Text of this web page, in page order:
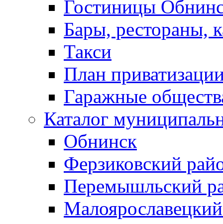
Гостиницы
Бары, рестораны,
Такси
План
Гаражные
Каталог
Обнинск
Ферзиковский
Перемышльский